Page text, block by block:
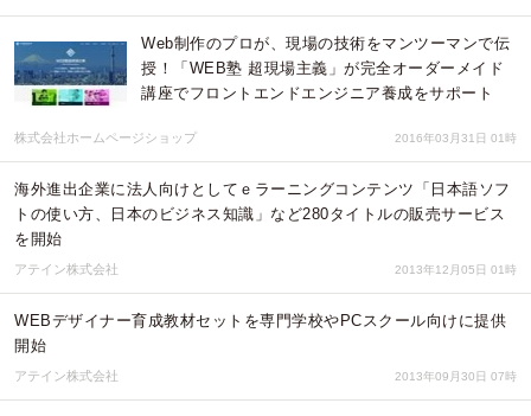
Web制作のプロが、現場の技術をマンツーマンで伝
授！「WEB塾 超現場主義」が完全オーダーメイド
講座でフロントエンドエンジニア養成をサポート
株式会社ホームページショップ 2016年03月31日 01時
海外進出企業に法人向けとしてｅラーニングコンテンツ「日本語ソフ
トの使い方、日本のビジネス知識」など280タイトルの販売サービス
を開始
アテイン株式会社 2013年12月05日 01時
WEBデザイナー育成教材セットを専門学校やPCスクール向けに提供
開始
アテイン株式会社 2013年09月30日 07時